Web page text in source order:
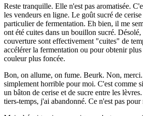
Reste tranquille. Elle n'est pas aromatisée.
les vendeurs en ligne. Le goût sucré de
particulier de fermentation. Eh bien, il me
ont été cuites dans un bouillon sucré.
couverture sont effectivement "cuites" de
accélérer la fermentation ou pour obtenir
couleur plus foncée.
Bon, on allume, on fume. Beurk. Non,
simplement horrible pour moi. C'est comme
un bâton de cerise et de sucre entre les
tiers-temps, j'ai abandonné. Ce n'est pas pour